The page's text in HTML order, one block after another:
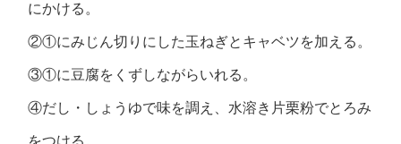
にかける。
②①にみじん切りにした玉ねぎとキャベツを加える。
③①に豆腐をくずしながらいれる。
④だし・しょうゆで味を調え、水溶き片栗粉でとろみ